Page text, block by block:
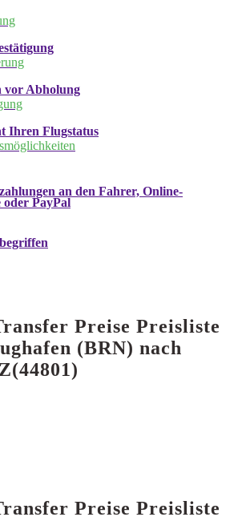
vor Abholung
Ihren Flugstatus
an den Fahrer, Online-
PayPal
Preise Preisliste
(BRN) nach
Preise Preisliste